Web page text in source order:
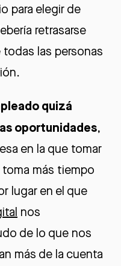
para elegir de
retrasarse
todas las personas
quizá
oportunidades,
en la que tomar
más tiempo
lugar en el que
nos
de lo que nos
más de la cuenta